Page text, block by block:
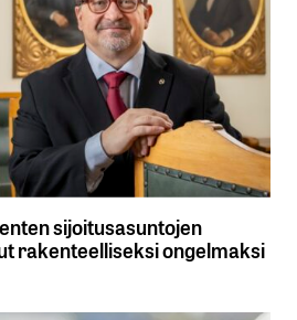
sijoitusasuntojen
rakenteelliseksi ongelmaksi